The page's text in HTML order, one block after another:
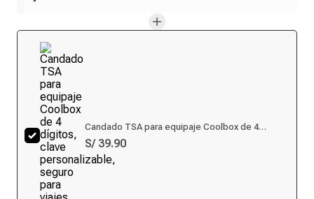
Candado TSA para equipaje Coolbox de 4
dígitos, clave personalizable, seguro para viajes
internacionales, negro
S/ 39.90